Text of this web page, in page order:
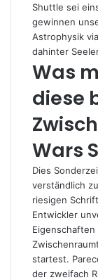
Shuttle sei
gewinnen
Astrophysik
dahinter
Was
diese
Wars
Dies
verständlich
riesigen
Entwickler
startest.
der zweifach